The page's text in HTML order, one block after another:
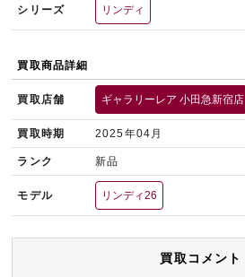
シリーズ リンディ
買取商品詳細
買取店舗 ギャラリーレア 小田急新宿店
買取時期 2025年04月
ランク 新品
モデル リンディ26
買取コメント